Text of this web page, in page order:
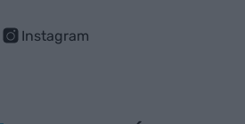
Instagram